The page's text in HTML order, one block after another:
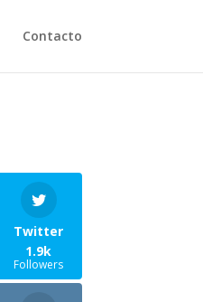
Contacto
Twitter
1.9k
Followers